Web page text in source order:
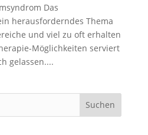
Das
herausforderndes Thema
und viel zu oft erhalten
Möglichkeiten serviert
gelassen....